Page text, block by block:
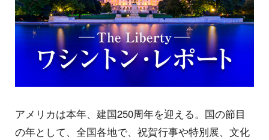
アメリカは本年、建国250周年を迎える。国の節目
の年として、全国各地で、祝賀行事や特別展、文化